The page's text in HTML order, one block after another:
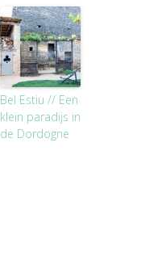
Bel Estiu // Een
klein paradijs in
de Dordogne